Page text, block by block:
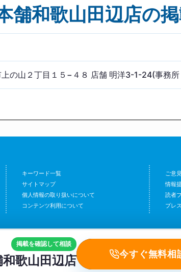
舗和歌山田辺店の
の山２丁目１５−４８ 店舗 明洋3-1-24(事務所
キーワード一覧
サイトマップ
個人情報の取り扱いについて
コンテンツ利用について
ご意
情報
読者
プレ
掲載を確認して相談
歌山田辺店 今すぐ無料相